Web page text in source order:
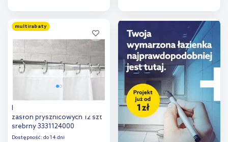
Dodaj do
porównania
Dodaj do
porównania
multirabaty
Kleine Wolke DV-Ringe kółka
zasłon prysznicowych 12 szt
srebrny 3331124000
Dostępność: do 14 dni